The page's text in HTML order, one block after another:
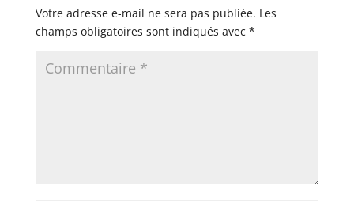
Votre adresse e-mail ne sera pas publiée. Les
champs obligatoires sont indiqués avec *